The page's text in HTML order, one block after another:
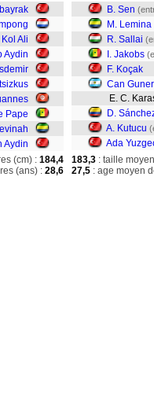
Ali
Aydin
Pape
Aydin
B. Sen
M. Lemina
R. Sallai
I. Jakobs
F. Koçak
Can Guner
E. C.
D.
A. Kutucu
Ada
(cm) : 184,4
(ans) : 28,6
183,3 : taille
27,5 : age moyen